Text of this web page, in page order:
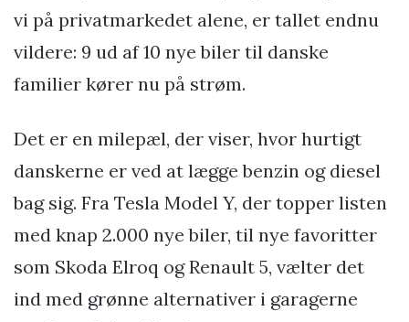
vi på privatmarkedet alene, er tallet endnu
vildere: 9 ud af 10 nye biler til danske
familier kører nu på strøm.
Det er en milepæl, der viser, hvor hurtigt
danskerne er ved at lægge benzin og diesel
bag sig. Fra Tesla Model Y, der topper listen
med knap 2.000 nye biler, til nye favoritter
som Skoda Elroq og Renault 5, vælter det
ind med grønne alternativer i garagerne